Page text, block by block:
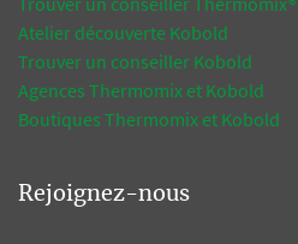
Atelier découverte Kobold
Trouver un conseiller Kobold
Agences Thermomix et Kobold
Boutiques Thermomix et Kobold
Rejoignez-nous